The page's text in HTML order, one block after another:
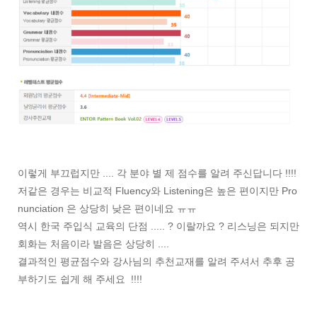
이렇게 부끄럽지만 .... 각 분야 별 제 점수를 알려 주신답니다 !!!!
저같은 경우는 비교적 Fluency와 Listening은 높은 편이지만 Pro
nunciation 은 상당히 낮은 편이네요 ㅠㅠ
역시 한국 주입식 교육의 단점 ..... ? 이랄까요 ? 리스닝은 되지만
회화는 처음이라 발음은 상당히 ....
결과적인 평균점수와 강사님의 추천교재를 알려 주셔서 추후 공
부하기도 쉽게 해 주세요 !!!!